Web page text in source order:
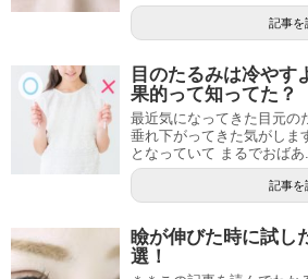
記事を
目のたるみは冷やす
果的って知ってた？
最近気になってきた目元の
垂れ下がってきた気がしま
となっていて まるでおばあ
記事を
瞼が伸びた時に試し
選！